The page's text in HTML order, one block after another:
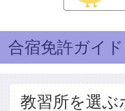
合宿免許ガイド
教習所を選ぶ